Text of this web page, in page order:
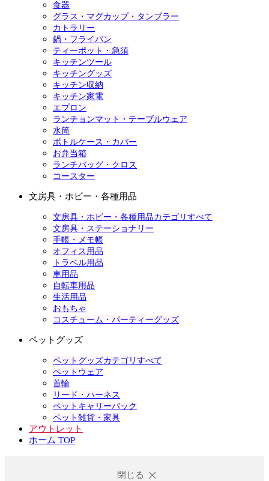
食器
グラス・マグカップ・タンブラー
カトラリー
鍋・フライパン
ティーポット・急須
キッチンツール
キッチングッズ
キッチン収納
キッチン家電
エプロン
ランチョンマット・テーブルウェア
水筒
ボトルケース・カバー
お弁当箱
ランチバッグ・クロス
コースター
文房具・ホビー・各種用品
文房具・ホビー・各種用品カテゴリすべて
文房具・ステーショナリー
手帳・メモ帳
オフィス用品
トラベル用品
車用品
自転車用品
生活用品
おもちゃ
コスチューム・パーティーグッズ
ペットグッズ
ペットグッズカテゴリすべて
ペットウェア
首輪
リード・ハーネス
ペットキャリーバック
ペット雑貨・家具
アウトレット
ホーム TOP
閉じる